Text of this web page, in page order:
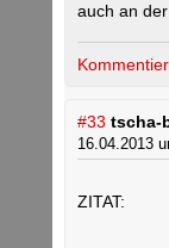
auch an
#33 tscha-
16.04.2013
ZITAT: